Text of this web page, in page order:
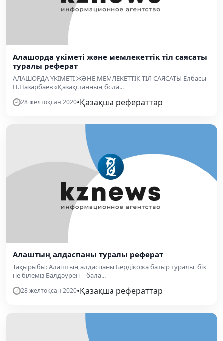
Алашорда үкіметі және мемлекеттік тіл саясаты
туралы реферат
АЛАШОРДА ҮКІМЕТІ ЖӘНЕ МЕМЛЕКЕТТІК ТІЛ САЯСАТЫ Елбасы
Н.Назарбаев «Қазақстанның бола...
28 желтоқсан 2020•Қазақша рефераттар
Алаштың алдаспаны туралы реферат
Тақырыбы: Алаштың алдаспаны Бердіқожа батыр туралы біз
не білеміз Балдәурен – бала...
28 желтоқсан 2020•Қазақша рефераттар